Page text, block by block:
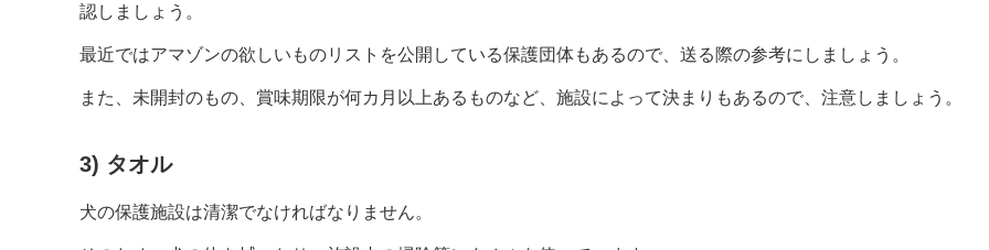
認しましょう。
最近ではアマゾンの欲しいものリストを公開している保護団体もあるので、送る際の参考にしましょう。
また、未開封のもの、賞味期限が何カ月以上あるものなど、施設によって決まりもあるので、注意しましょう。
3) タオル
犬の保護施設は清潔でなければなりません。